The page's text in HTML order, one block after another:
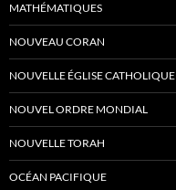
MATHÉMATIQUES
NOUVEAU CORAN
NOUVELLE ÉGLISE CATHOLIQUE
NOUVEL ORDRE MONDIAL
NOUVELLE TORAH
OCÉAN PACIFIQUE